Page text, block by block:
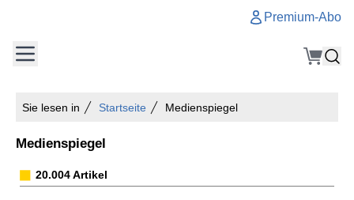
Premium-Abo
Sie lesen in Startseite Medienspiegel
Medienspiegel
20.004 Artikel